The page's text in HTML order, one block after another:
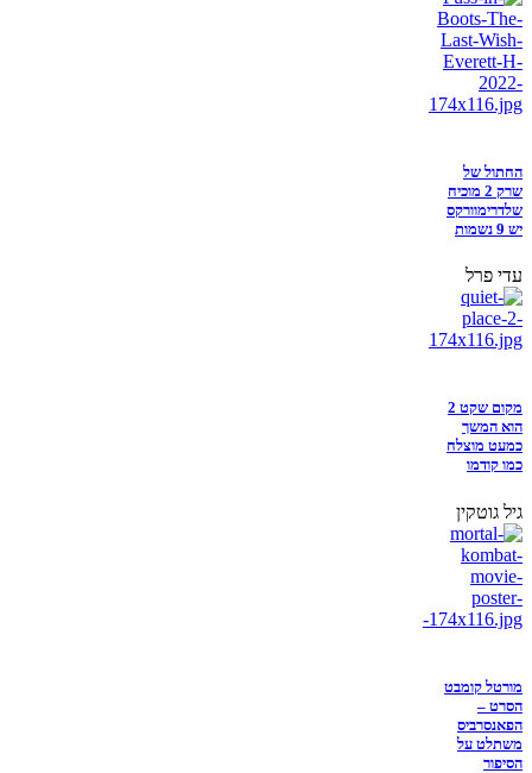
החתול של
שרק 2 מוכיח
שלדרימוורקס
יש 9 נשמות
עדי פרל
מקום שקט 2
הוא המשך
כמעט מוצלח
כמו קודמו
גיל גוטקין
מורטל קומבט
הסרט –
הפאנסרביס
משתלט על
הסיפור